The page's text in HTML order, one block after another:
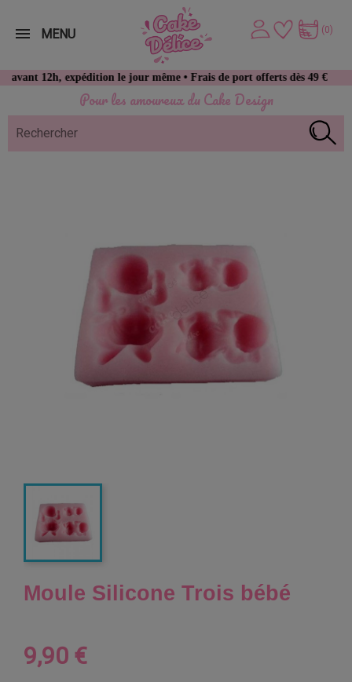
Pour les amoureux du Cake Design
12h, expédition le jour même • Frais de port offerts dès 49 € d’achat
(0)
MENU
Moule Silicone Trois bébé
9,90 €